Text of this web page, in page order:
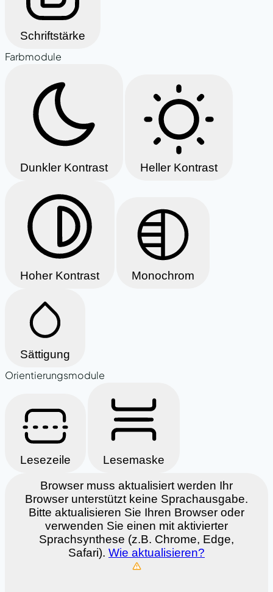
Schriftstärke
Farbmodule
Dunkler Kontrast Heller Kontrast
Hoher Kontrast Monochrom
Sättigung
Orientierungsmodule
Lesezeile
Lesemaske
Browser muss aktualisiert werden Ihr
Browser unterstützt keine Sprachausgabe.
Bitte aktualisieren Sie Ihren Browser oder
verwenden Sie einen mit aktivierter
Sprachsynthese (z.B. Chrome, Edge,
Safari). Wie aktualisieren?